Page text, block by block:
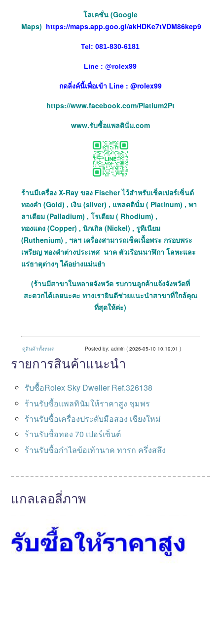
โลเคชั่น (Google
Maps) https://maps.app.goo.gl/akHDKe7tVDM86kep9
Tel: 081-830-6181
Line : @rolex99
กดลิ่งค์นี้เพื่อเข้า Line : @rolex99
https://www.facebook.com/Platium2Pt
www.รับซื้อแพลตินั่ม.com
ร้านมีเครื่อง X-Ray ของ Fischer ไว้สำหรับเช็คเปอร์เซ็นต์
ทองคำ (Gold) , เงิน (silver) , แพลตตินั่ม ( Platinum) , พา
ลาเดียม (Palladium) , โรเดียม ( Rhodium) ,
ทองแดง (Copper) , นิกเกิล (Nickel) , รูทีเนียม
(Ruthenium) , ฯลฯ เครื่องสามารถเช็คเนื้อพระ กรอบพระ
เหรียญ ทองคำต่างประเทศ นาค ตัวเรือนนาฬิกา โลหะและ
แร่ธาตุต่างๆ ได้อย่างแม่นยำ
(ร้านมีสาขาในหลายจังหวัด รบกวนลูกค้าแจ้งจังหวัดที่
สะดวกได้เลยนะคะ ทางเรายินดีช่วยแนะนำสาขาที่ใกล้คุณ
ที่สุดให้ค่ะ)
ดูสินค้าทั้งหมด Posted by: admin ( 2026-05-10 10:19:01 )
รายการสินค้าแนะนำ
รับซื้อRolex Sky Dweller Ref.326138
ร้านรับซื้อแพลทินัมให้ราคาสูง ชุมพร
ร้านรับซื้อเครื่องประดับมือสอง เชียงใหม่
ร้านรับซื้อทอง 70 เปอร์เซ็นต์
ร้านรับซื้อกําไลข้อเท้านาค ทารก ครึ่งสลึง
แกลเลอลี่ภาพ